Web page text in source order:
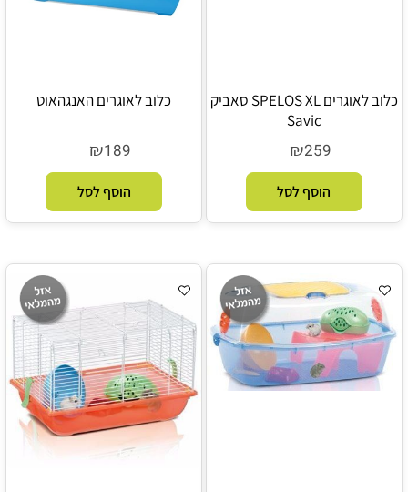
כלוב לאוגרים SPELOS XL סאביק
Savic
₪259
הוסף לסל
כלוב לאוגרים האנגהאוט
₪189
הוסף לסל